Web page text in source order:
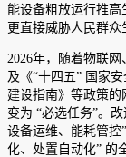
能设备粗放运行推高
更直接威胁人民群众
2026年，随着物联
及《“十四五” 国家
建设指南》等政策的
变为 “必选任务”。
设备运维、能耗管控
化、处置自动化” 的